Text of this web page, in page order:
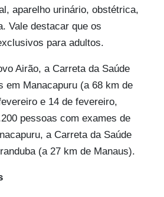
aparelho urinário, obstétrica,
Vale destacar que os
para adultos.
Airão, a Carreta da Saúde
em Manacapuru (a 68 km de
e 14 de fevereiro,
pessoas com exames de
a Carreta da Saúde
(a 27 km de Manaus).